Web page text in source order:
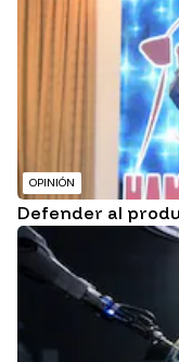
OPINIÓN
Defender al